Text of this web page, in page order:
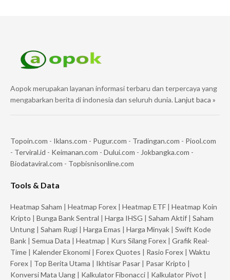
Aopok merupakan layanan informasi terbaru dan terpercaya yang
mengabarkan berita di indonesia dan seluruh dunia. Lanjut baca »
Topoin.com - Iklans.com - Pugur.com - Tradingan.com - Piool.com
- Terviral.id - Keimanan.com - Dului.com - Jokbangka.com -
Biodataviral.com - Topbisnisonline.com
Tools & Data
Heatmap Saham | Heatmap Forex | Heatmap ETF | Heatmap Koin
Kripto | Bunga Bank Sentral | Harga IHSG | Saham Aktif | Saham
Untung | Saham Rugi | Harga Emas | Harga Minyak | Swift Kode
Bank | Semua Data | Heatmap | Kurs Silang Forex | Grafik Real-
Time | Kalender Ekonomi | Forex Quotes | Rasio Forex | Waktu
Forex | Top Berita Utama | Ikhtisar Pasar | Pasar Kripto |
Konversi Mata Uang | Kalkulator Fibonacci | Kalkulator Pivot |